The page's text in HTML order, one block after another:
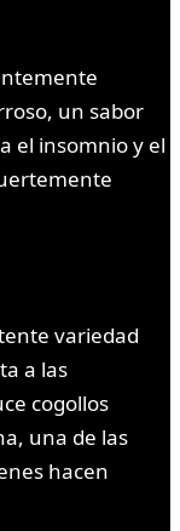
un sabor
el insomnio y el
variedad
a las
cogollos
una de las
hacen